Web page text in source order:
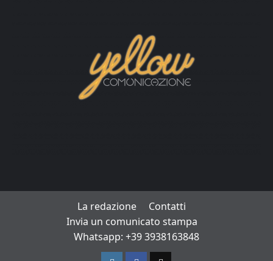
La redazione
Contatti
Invia un comunicato stampa
Whatsapp: +39 3938163848